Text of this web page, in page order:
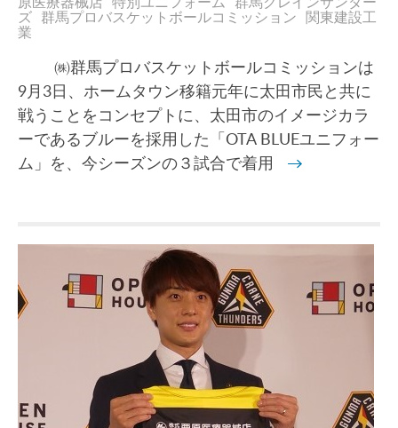
ズ 群馬プロバスケットボールコミッション
関東建設工
業
㈱群馬プロバスケットボールコミッションは
9月3日、ホームタウン移籍元年に太田市民と共に
戦うことをコンセプトに、太田市のイメージカラ
ーであるブルーを採用した「OTA BLUEユニフォー
ム」を、今シーズンの３試合で着用 →